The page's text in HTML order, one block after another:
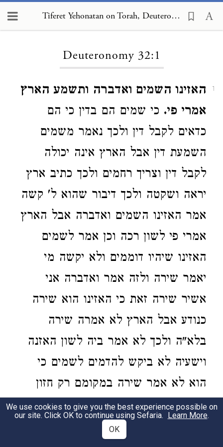
Tiferet Yehonatan on Torah, Deuteronomy 32:1
Deuteronomy 32:1
1
האזינו השמים ואדברה ותשמע הארץ
אמרי פי. כי שמים הם בדין כי הם
כדאים לקבל דין ולכך נאמר משמים
השמעת דין אבל הארץ אינה יכולה
לקבל דין וצריך רחמים ולכך כתיב ארץ
יראה ושקטה ולכך דיבור שהוא ל' קשה
אמר האזינו השמים ואדברה אבל הארץ
אמרי פי לשון רכה וכן אמר לשמים
האזינו שיהיו דוממים ולא יקשה מי
יאמר שירה ולזה אמר ואדברה אני
אשיר שירה זאת כי האזינו הוא שירה
כנודע אבל הארץ לא אמרה שירה
בלא"ה ולכך לא אמר ביה לשון האזנה
וישעיה לא ביקש להדמים לשמים כי
הוא לא אמר שירה במקומם רק חזון
זעם ונחמה אבל הארץ אמרה אז שירה
כמאמר חז"ל במס' סנהדרין ביקש
We use cookies to give you the best experience possible on
our site. Click OK to continue using Sefaria. Learn More.
OK